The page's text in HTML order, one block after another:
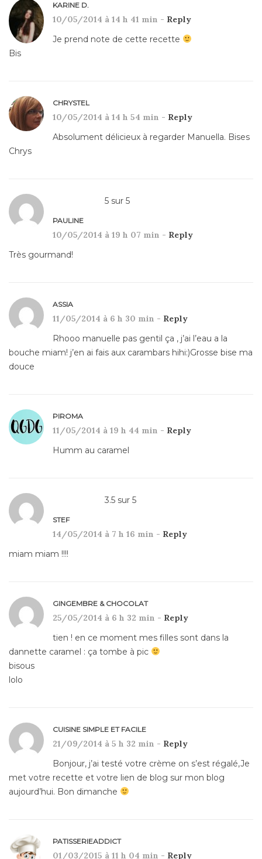
KARINE D.
10/05/2014 à 14 h 41 min - Reply
Je prend note de cette recette
Bis
CHRYSTEL
10/05/2014 à 14 h 54 min - Reply
Absolument délicieux à regarder Manuella. Bises
Chrys
5 sur 5
PAULINE
10/05/2014 à 19 h 07 min - Reply
Très gourmand!
ASSIA
11/05/2014 à 6 h 30 min - Reply
Rhooo manuelle pas gentil ça , j’ai l’eau a la
bouche miam! j’en ai fais aux carambars hihi:)Grosse bise ma
douce
PIROMA
11/05/2014 à 19 h 44 min - Reply
Humm au caramel
3.5 sur 5
STEF
14/05/2014 à 7 h 16 min - Reply
miam miam !!!!
GINGEMBRE & CHOCOLAT
25/05/2014 à 6 h 32 min - Reply
tien ! en ce moment mes filles sont dans la
dannette caramel : ça tombe à pic
bisous
lolo
CUISINE SIMPLE ET FACILE
21/09/2014 à 5 h 32 min - Reply
Bonjour, j’ai testé votre crème on s’est régalé,Je
met votre recette et votre lien de blog sur mon blog
aujourd’hui. Bon dimanche
PATISSERIEADDICT
01/03/2015 à 11 h 04 min - Reply